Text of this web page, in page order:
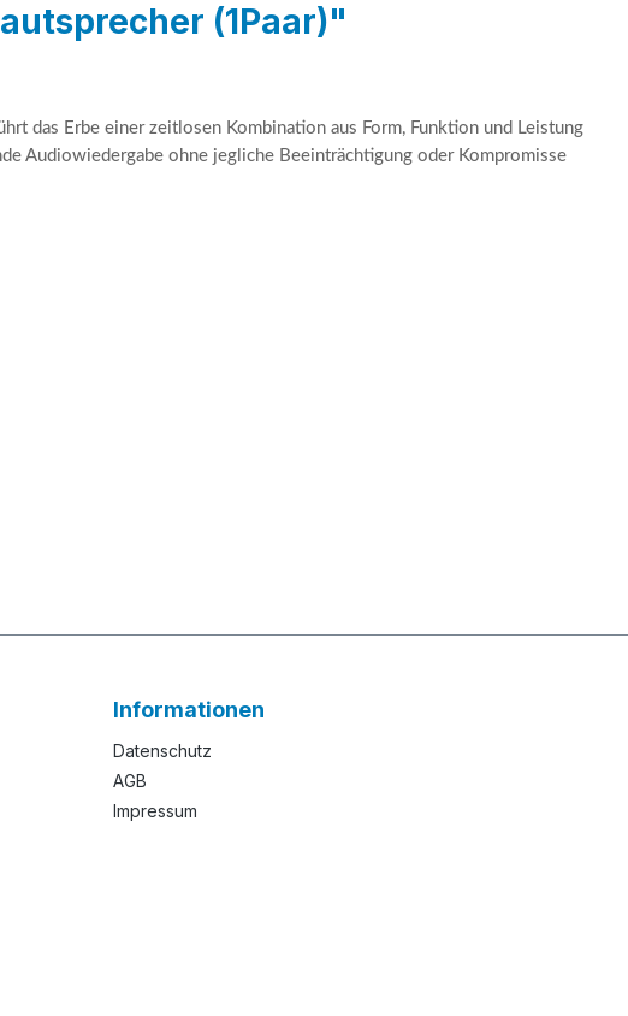
(1Paar)"
das Erbe einer zeitlosen Kombination aus Form, Funktion und Leistung
Audiowiedergabe ohne jegliche Beeinträchtigung oder Kompromisse
Informationen
Datenschutz
AGB
Impressum